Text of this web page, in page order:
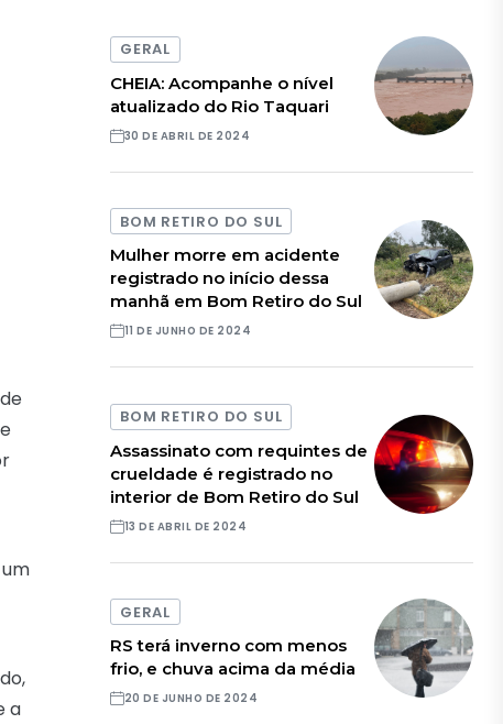
a
GERAL
CHEIA: Acompanhe o nível
atualizado do Rio Taquari
30 DE ABRIL DE 2024
BOM RETIRO DO SUL
Mulher morre em acidente
registrado no início dessa
manhã em Bom Retiro do Sul
11 DE JUNHO DE 2024
BOM RETIRO DO SUL
Assassinato com requintes de
crueldade é registrado no
interior de Bom Retiro do Sul
13 DE ABRIL DE 2024
GERAL
RS terá inverno com menos
frio, e chuva acima da média
20 DE JUNHO DE 2024